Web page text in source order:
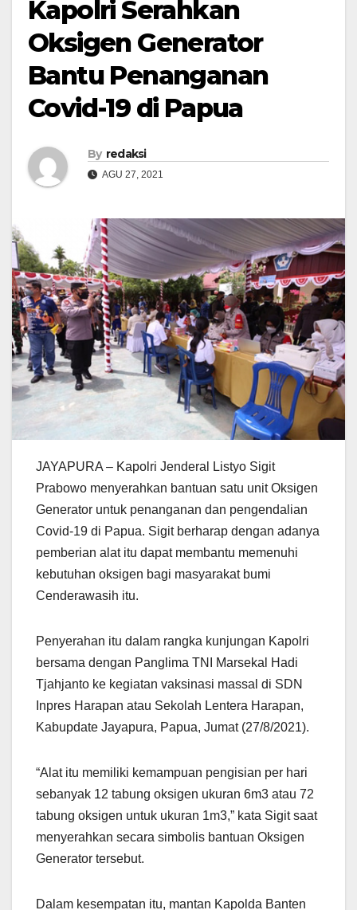
Kapolri Serahkan
Oksigen Generator
Bantu Penanganan
Covid-19 di Papua
By redaksi
AGU 27, 2021
JAYAPURA – Kapolri Jenderal Listyo Sigit
Prabowo menyerahkan bantuan satu unit Oksigen
Generator untuk penanganan dan pengendalian
Covid-19 di Papua. Sigit berharap dengan adanya
pemberian alat itu dapat membantu memenuhi
kebutuhan oksigen bagi masyarakat bumi
Cenderawasih itu.
Penyerahan itu dalam rangka kunjungan Kapolri
bersama dengan Panglima TNI Marsekal Hadi
Tjahjanto ke kegiatan vaksinasi massal di SDN
Inpres Harapan atau Sekolah Lentera Harapan,
Kabupdate Jayapura, Papua, Jumat (27/8/2021).
“Alat itu memiliki kemampuan pengisian per hari
sebanyak 12 tabung oksigen ukuran 6m3 atau 72
tabung oksigen untuk ukuran 1m3,” kata Sigit saat
menyerahkan secara simbolis bantuan Oksigen
Generator tersebut.
Dalam kesempatan itu, mantan Kapolda Banten